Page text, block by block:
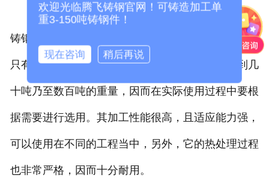
铸钢件在重量也是有很大的不同的，规模较小的铸件
只有几十克的重量，而规模较大的产品则可以达到几
十吨乃至数百吨的重量，因而在实际使用过程中要根
据需要进行选用。其加工性能很高，且适应能力强，
可以使用在不同的工程当中，另外，它的热处理过程
也非常严格，因而十分耐用。
欢迎光临腾飞铸钢官网！可铸造加工单
重3-150吨铸钢件！
现在咨询 稍后再说